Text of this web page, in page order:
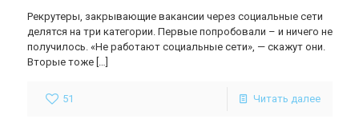
Рекрутеры, закрывающие вакансии через социальные сети
делятся на три категории. Первые попробовали – и ничего не
получилось. «Не работают социальные сети», — скажут они.
Вторые тоже[…]
51 Читать далее